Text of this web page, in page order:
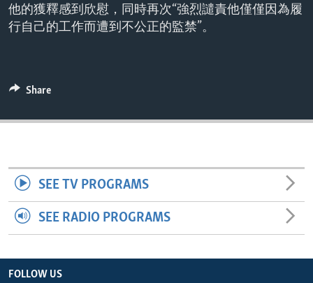
IDEALS AND INSTITUTIONS
他的獲釋感到欣慰，同時再次“強烈譴責他僅僅因為履
行自己的工作而遭到不公正的監禁”。
Share
SEE TV PROGRAMS
SEE RADIO PROGRAMS
FOLLOW US